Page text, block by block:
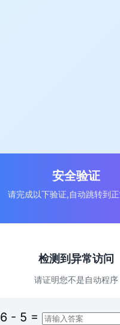
安全验证
请完成以下验证,自动跳转到
检测到异常访问
请证明您不是自动程序
6 - 5 =